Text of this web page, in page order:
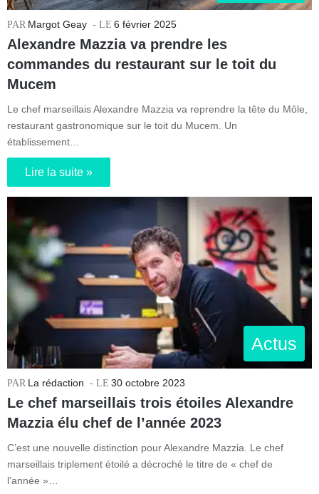
Margot Geay 6 février 2025
Alexandre Mazzia va prendre les
commandes du restaurant sur le toit du
Mucem
Le chef marseillais Alexandre Mazzia va reprendre la tête du Môle,
restaurant gastronomique sur le toit du Mucem. Un
établissement…
Lire la suite »
Actus
La rédaction 30 octobre 2023
Le chef marseillais trois étoiles Alexandre
Mazzia élu chef de l’année 2023
C’est une nouvelle distinction pour Alexandre Mazzia. Le chef
marseillais triplement étoilé a décroché le titre de « chef de
l’année »…